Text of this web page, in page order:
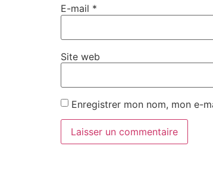
E-mail *
Site web
Enregistrer mon nom, mon e-